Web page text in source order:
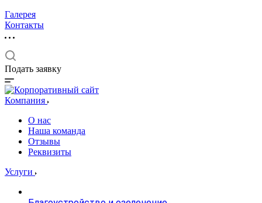
Галерея
Контакты
Подать заявку
Компания
О нас
Наша команда
Отзывы
Реквизиты
Услуги